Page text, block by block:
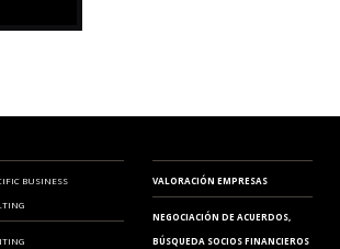
BUSINESS
VALORACIÓN EMPRESAS
NEGOCIACIÓN DE ACUERDOS,
BÚSQUEDA SOCIOS FINANCIEROS